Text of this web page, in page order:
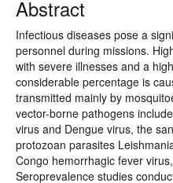
Abstract
Infectious diseases pose a
personnel during missions.
with severe illnesses and a
considerable percentage is
transmitted mainly by
vector-borne pathogens
virus and Dengue virus, the
protozoan parasites
Congo hemorrhagic fever
Seroprevalence studies